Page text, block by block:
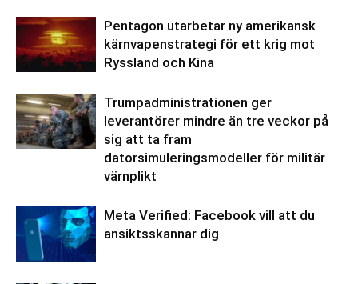
Pentagon utarbetar ny amerikansk
kärnvapenstrategi för ett krig mot
Ryssland och Kina
Trumpadministrationen ger
leverantörer mindre än tre veckor på
sig att ta fram
datorsimuleringsmodeller för militär
värnplikt
Meta Verified: Facebook vill att du
ansiktsskannar dig